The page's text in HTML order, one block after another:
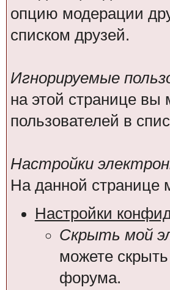
опцию модерации
списком друзей.
Игнорируемые
на этой странице вы
пользователей в
Настройки
На данной странице
Настройки
Скрыть мой
можете
форума.